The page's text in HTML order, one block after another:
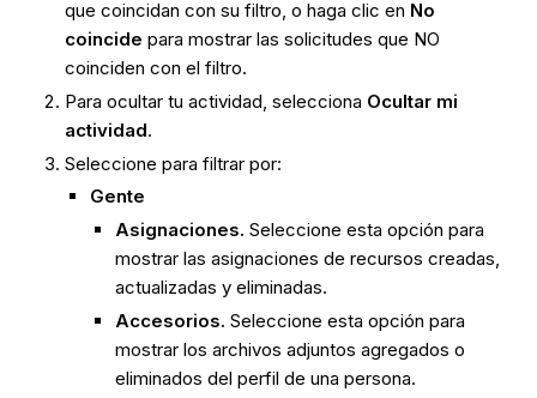
que coincidan con su filtro, o haga clic en No
coincide para mostrar las solicitudes que NO
coinciden con el filtro.
Para ocultar tu actividad, selecciona Ocultar mi
actividad.
Seleccione para filtrar por:
Gente
Asignaciones. Seleccione esta opción para
mostrar las asignaciones de recursos creadas,
actualizadas y eliminadas.
Accesorios. Seleccione esta opción para
mostrar los archivos adjuntos agregados o
eliminados del perfil de una persona.